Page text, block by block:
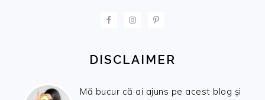
DISCLAIMER
Mă bucur că ai ajuns pe acest blog și